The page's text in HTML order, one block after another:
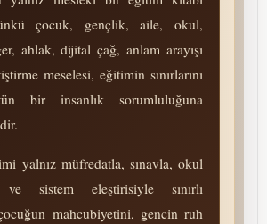
çocuk, gençlik, aile, okul,
ahlak, dijital çağ, anlam arayışı
meselesi, eğitimin sınırlarını
bir insanlık sorumluluğuna
yalnız müfredatla, sınavla, okul
ve sistem eleştirisiyle sınırlı
mah­cu­bi­ye­ti­ni, gencin ruh